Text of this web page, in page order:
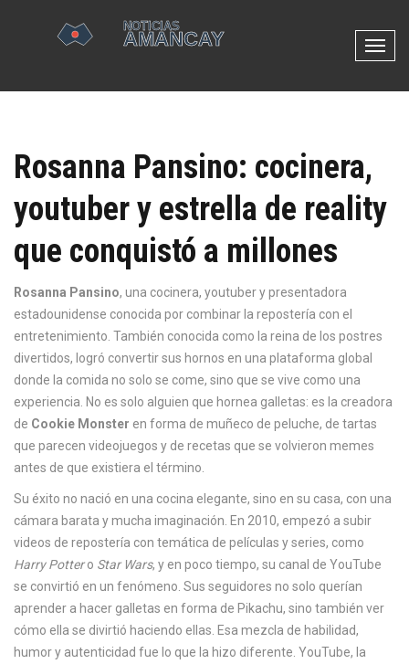
N
v
i
ó
a
n
c
Rosanna Pansino: cocinera,
youtuber y estrella de reality
que conquistó a millones
Rosanna Pansino, una cocinera, youtuber y presentadora
estadounidense conocida por combinar la repostería con el
entretenimiento . También conocida como la reina de los postres
divertidos, logró convertir sus hornos en una plataforma global
donde la comida no solo se come, sino que se vive como una
experiencia. No es solo alguien que hornea galletas: es la creadora
de Cookie Monster en forma de muñeco de peluche, de tartas
que parecen videojuegos y de recetas que se volvieron memes
antes de que existiera el término.
Su éxito no nació en una cocina elegante, sino en su casa, con una
cámara barata y mucha imaginación. En 2010, empezó a subir
videos de repostería con temática de películas y series, como
Harry Pottero Star Wars, y en poco tiempo, su canal de YouTube
se convirtió en un fenómeno. Sus seguidores no solo querían
aprender a hacer galletas en forma de Pikachu, sino también ver
cómo ella se divirtió haciendo ellas. Esa mezcla de habilidad,
humor y autenticidad fue lo que la hizo diferente. YouTube, la